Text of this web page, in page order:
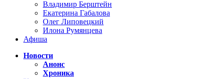
Владимир Берштейн
Екатерина Габалова
Олег Липовецкий
Илона Румянцева
Афиша
Новости
Анонс
Хроника